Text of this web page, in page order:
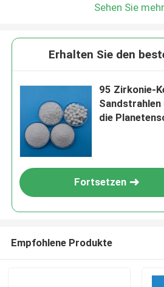
Sehen Sie
Erhalten Sie den
95 Zirkonie-
die
Fortsetzen
Empfohlene Produkte